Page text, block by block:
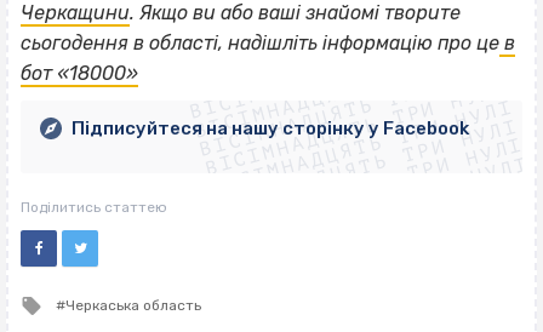
Черкащини. Якщо ви або ваші знайомі творите
сьогодення в області, надішліть інформацію про це в
бот «18000»
ВІСІМНАДЦЯТЬ ТРИ НУЛІ
ВІСІМНАДЦЯТЬ ТРИ НУЛІ
ВІСІМНАДЦЯТЬ ТРИ НУЛІ
ВІСІМНАДЦЯТЬ ТРИ НУЛІ
ВІСІМНАДЦЯТЬ ТРИ НУЛІ
ВІСІМНАДЦЯТЬ ТРИ НУЛІ
ВІСІМНАДЦЯТЬ ТРИ НУЛІ
ВІСІМНАДЦЯТЬ ТРИ НУЛІ
Підписуйтеся на нашу сторінку у Facebook
Поділитись статтею
Tagged
Черкаська область